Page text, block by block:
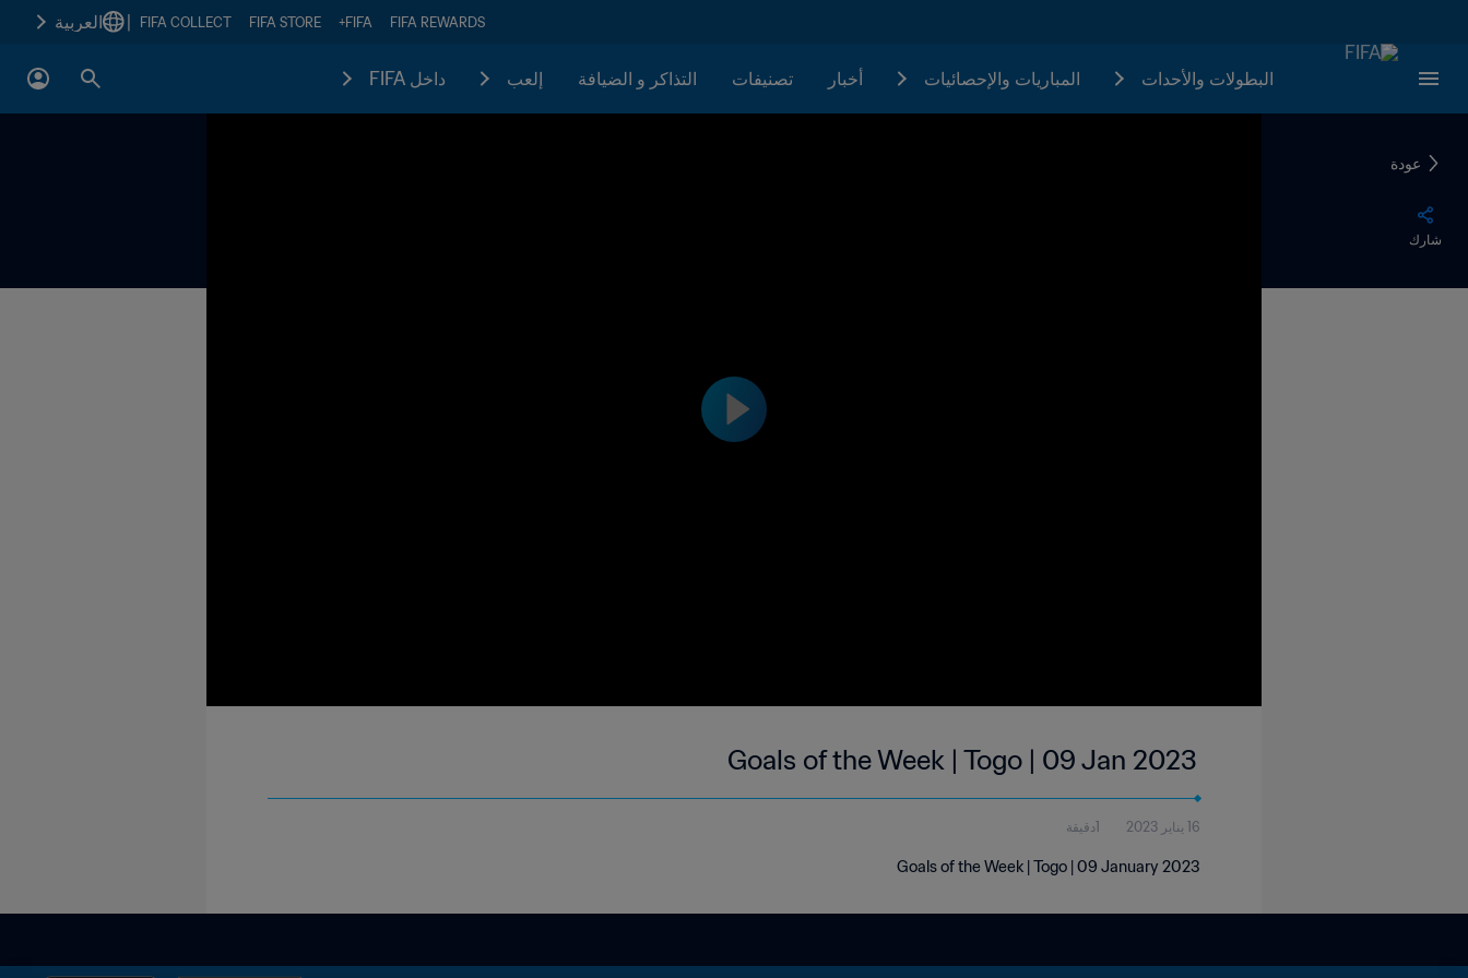
FIFA REWARDS
FIFA+
FIFA STORE
FIFA COLLECT العربية
البطولات والأحدات المباريات والإحصائيات أخبار تصنيفات التذاكر و الضيافة إلعب داخل FIFA
عودة
شارك
Goals of the Week | Togo | 09 Jan 2023
16 يناير 2023 1دقيقة
Goals of the Week | Togo | 09 January 2023